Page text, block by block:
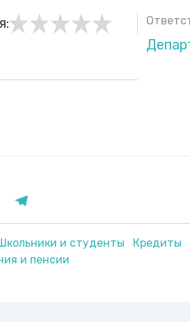
и студенты Кредиты
и пенсии